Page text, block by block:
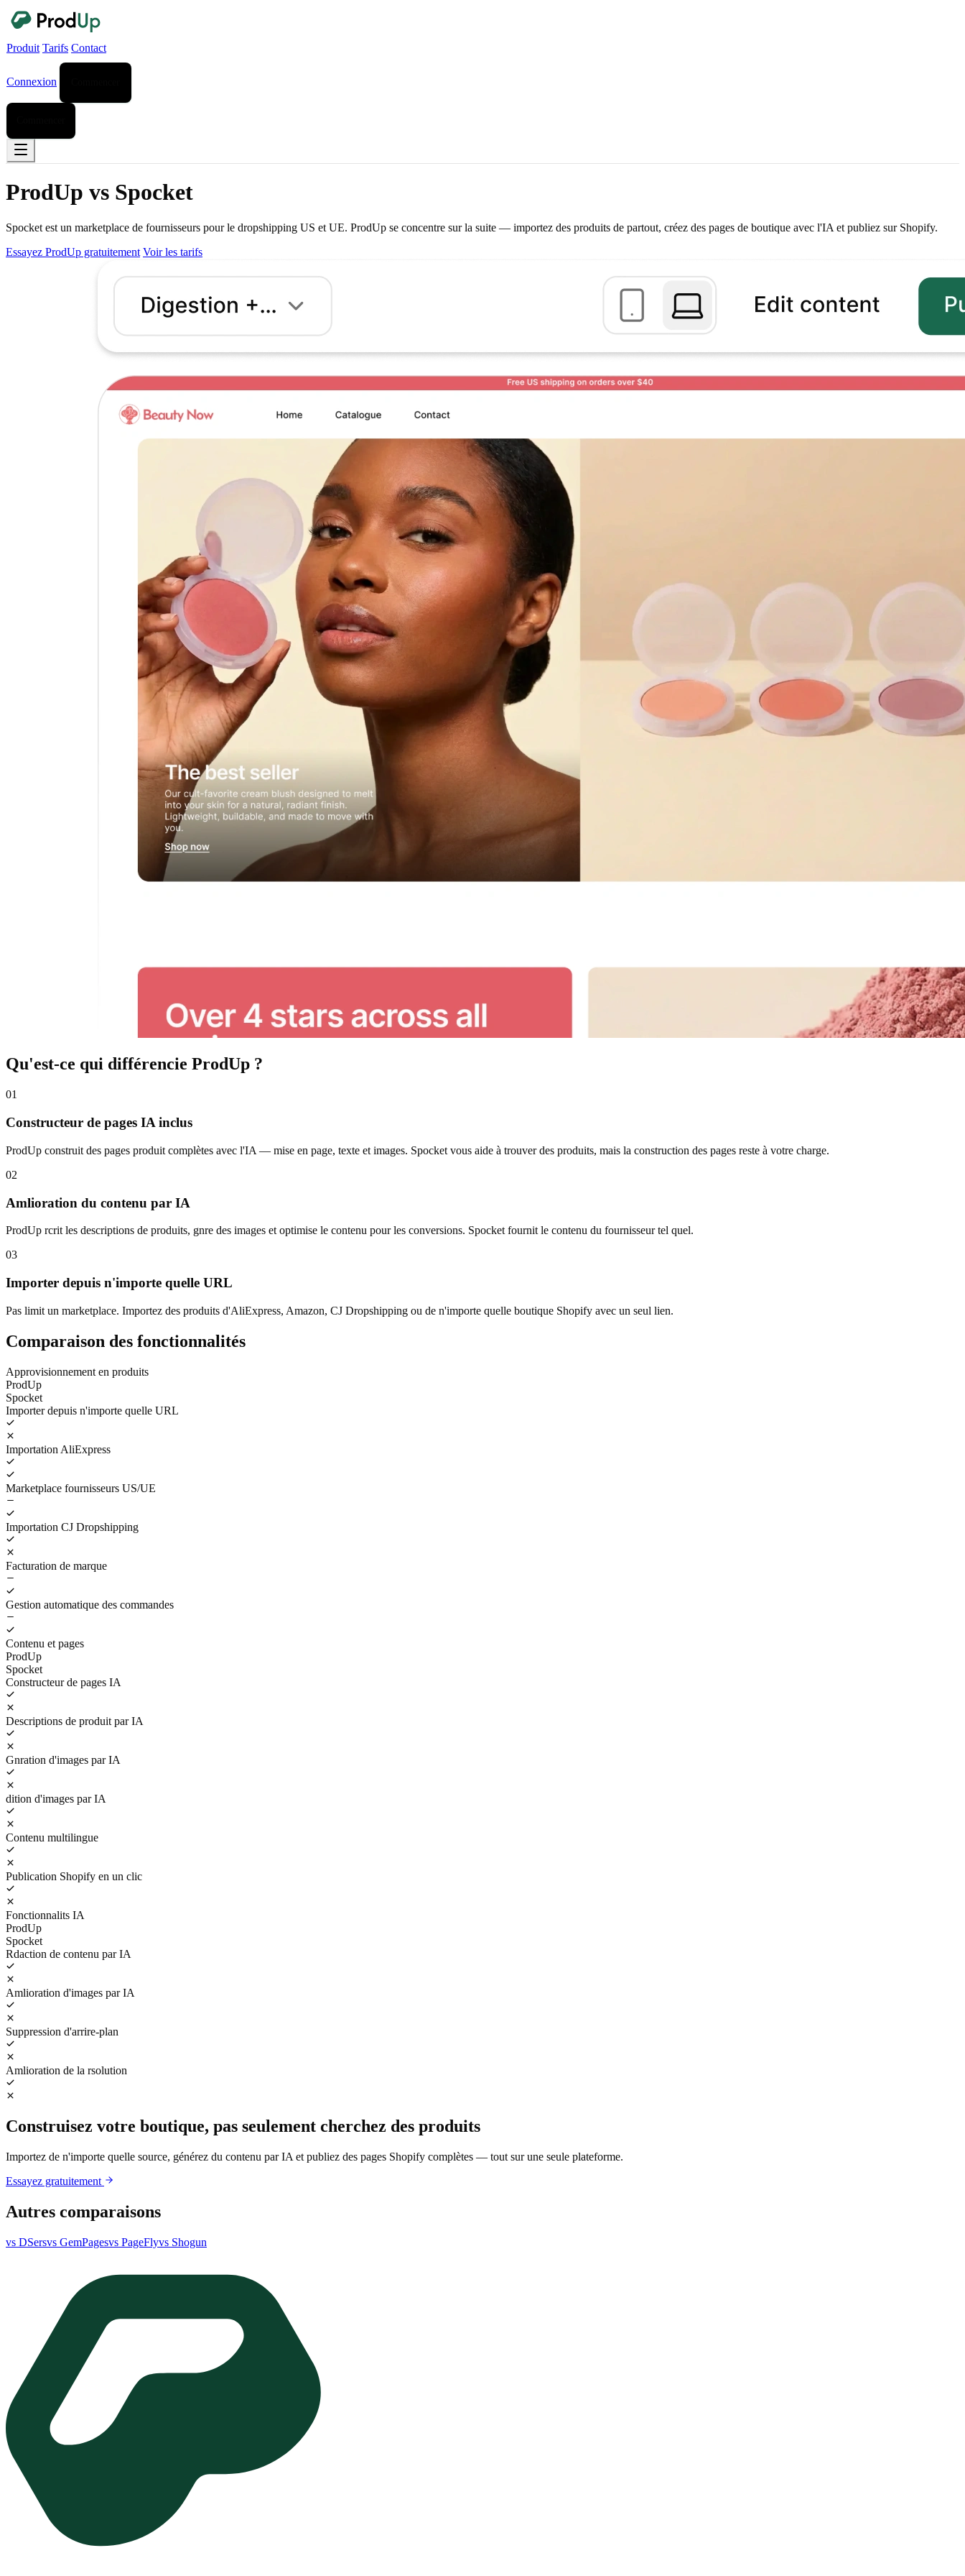
Produit Tarifs Contact
Connexion
ProdUp vs Spocket
Spocket est un marketplace de fournisseurs pour le dropshipping US et UE. ProdUp se concentre sur la suite — importez des produits de partout, créez des pages de boutique avec l'IA et publiez sur Shopify.
Essayez ProdUp gratuitement Voir les tarifs
Qu'est-ce qui différencie ProdUp ?
01
Constructeur de pages IA inclus
ProdUp construit des pages produit complètes avec l'IA — mise en page, texte et images. Spocket vous aide à trouver des produits, mais la construction des pages reste à votre charge.
02
Amlioration du contenu par IA
ProdUp rcrit les descriptions de produits, gnre des images et optimise le contenu pour les conversions. Spocket fournit le contenu du fournisseur tel quel.
03
Importer depuis n'importe quelle URL
Pas limit un marketplace. Importez des produits d'AliExpress, Amazon, CJ Dropshipping ou de n'importe quelle boutique Shopify avec un seul lien.
Comparaison des fonctionnalités
Approvisionnement en produits
ProdUp
Spocket
Importer depuis n'importe quelle URL
Importation AliExpress
Marketplace fournisseurs US/UE
Importation CJ Dropshipping
Facturation de marque
Gestion automatique des commandes
Contenu et pages
ProdUp
Spocket
Constructeur de pages IA
Descriptions de produit par IA
Gnration d'images par IA
dition d'images par IA
Contenu multilingue
Publication Shopify en un clic
Fonctionnalits IA
ProdUp
Spocket
Rdaction de contenu par IA
Amlioration d'images par IA
Suppression d'arrire-plan
Amlioration de la rsolution
Construisez votre boutique, pas seulement cherchez des produits
Importez de n'importe quelle source, générez du contenu par IA et publiez des pages Shopify complètes — tout sur une seule plateforme.
Essayez gratuitement
Autres comparaisons
vs DSersvs GemPagesvs PageFlyvs Shogun